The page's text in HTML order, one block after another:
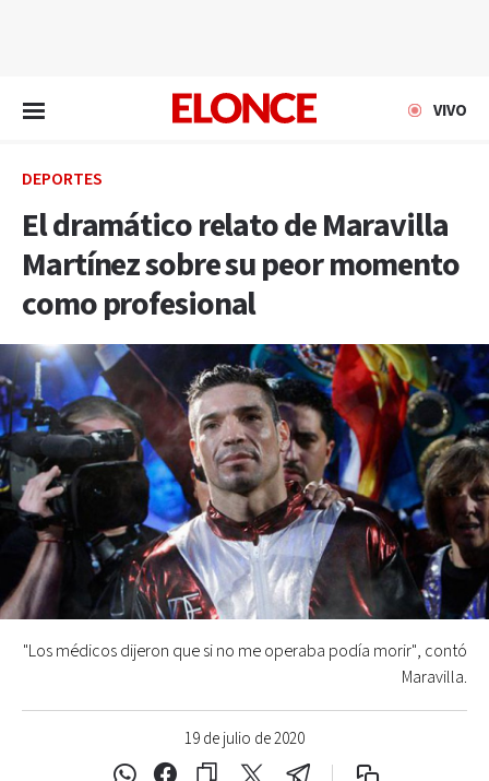
VIVO
DEPORTES
El dramático relato de Maravilla
Martínez sobre su peor momento
como profesional
19 de julio de 2020
"Los médicos dijeron que si no me operaba podía morir", contó
Maravilla.